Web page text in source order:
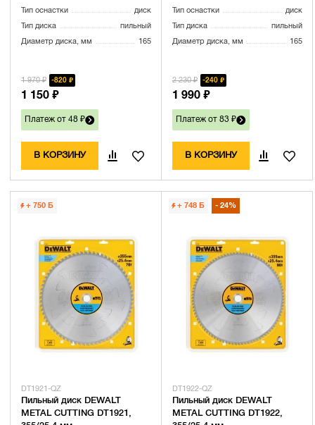
Тип оснастки диск
Тип диска пильный
Диаметр диска, мм 165
1 970 ₽ 820 ₽
1 150 ₽
Платеж от 48 ₽
В КОРЗИНУ
Тип оснастки диск
Тип диска пильный
Диаметр диска, мм 165
2 230 ₽ 240 ₽
1 990 ₽
Платеж от 83 ₽
В КОРЗИНУ
+ 750 Б
DT1921-QZ
Пильный диск DEWALT
METAL CUTTING DT1921,
+ 748 Б 24%
DT1922-QZ
Пильный диск DEWALT
METAL CUTTING DT1922,